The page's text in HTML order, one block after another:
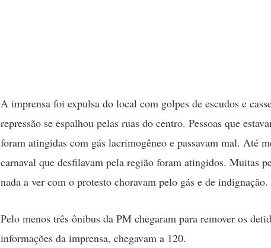
A imprensa foi expulsa do local com golpes de escudos e
repressão se espalhou pelas ruas do centro. Pessoas que
foram atingidas com gás lacrimogêneo e passavam mal. Até
carnaval que desfilavam pela região foram atingidos. Muitas
nada a ver com o protesto choravam pelo gás e de indignação.
Pelo menos três ônibus da PM chegaram para remover os
informações da imprensa, chegavam a 120.